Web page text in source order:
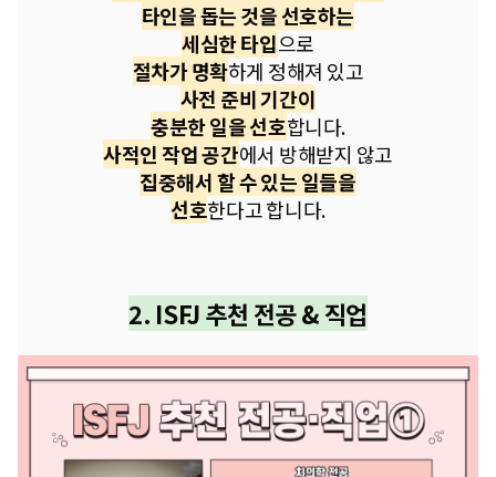
타인을 돕는 것을 선호하는
세심한 타입으로
절차가 명확하게 정해져 있고
사전 준비 기간이
충분한 일을 선호합니다.
사적인 작업 공간에서 방해받지 않고
집중해서 할 수 있는 일들을
선호한다고 합니다.
2. ISFJ추천 전공 & 직업